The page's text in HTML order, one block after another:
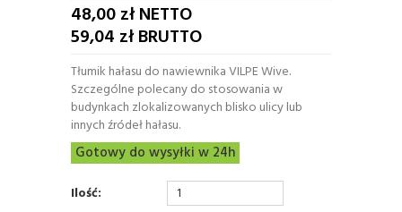
48,00zł NETTO
59,04 zł BRUTTO
Tłumik hałasu do nawiewnika VILPE Wive.
Szczególne polecany do stosowania w
budynkach zlokalizowanych blisko ulicy lub
innych źródeł hałasu.
Gotowy do wysyłki w 24h
Ilość: